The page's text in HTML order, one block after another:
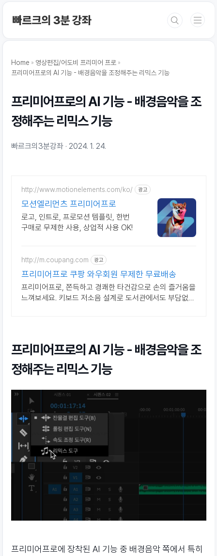
본문 바로가기
빠르크의 3분 강좌
Home
영상편집/어도비 프리미어 프로
프리미어프로의 AI 기능 - 배경음악을 조정해주는 리믹스 기능
프리미어프로의 AI 기능 - 배경음악을 조
정해주는 리믹스 기능
빠르크의3분강좌 2024. 1. 24.
http://www.motionelements.com/ko/ 광고
모션엘리먼츠 프리미어프로
로고, 인트로, 프로모션 템플릿, 한번
구매로 무제한 사용, 상업적 사용 OK!
http://m.coupang.com 광고
프리미어프로 쿠팡 와우회원 무제한 무료배송
프리미어프로, 쫀득하고 경쾌한 타건감으로 손의 즐거움을
느껴보세요. 키보드 저소음 설계로 도서관에서도 부담없이
프리미어프로의 AI 기능 - 배경음악을 조
정해주는 리믹스 기능
프리미어프로에 장착된 AI 기능 중 배경음악 쪽에서 특히